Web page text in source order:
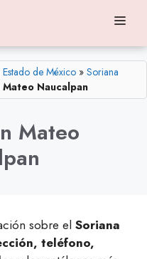
de México» Soriana
Mateo Naucalpan
Mateo
sobre el Soriana
teléfono,